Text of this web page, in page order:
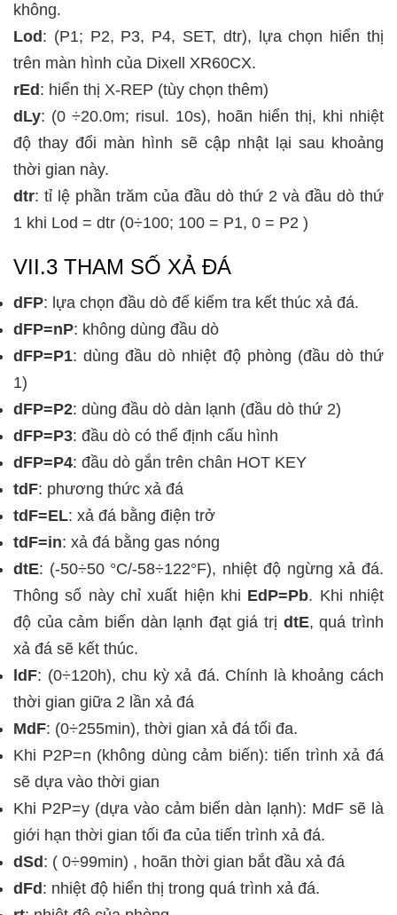
không.
Lod : (P1; P2, P3, P4, SET, dtr),
lựa chọn hiển thị
trên màn hình của Dixell XR60CX.
rEd : hiển thị X-REP (tùy chọn thêm)
dLy: (0 ÷20.0m; risul. 10s), hoãn hiển thị, khi nhiệt
độ thay đổi màn hình sẽ cập nhật lại sau khoảng
thời gian này.
dtr: tỉ lệ phần trăm của đầu dò thứ 2 và đầu dò thứ
1 khi Lod = dtr (0÷100; 100 = P1, 0 = P2 )
VII.3 THAM SỐ XẢ ĐÁ
dFP: lựa chọn đầu dò để kiểm tra kết thúc xả đá.
dFP=nP: không dùng đầu dò
dFP=P1: dùng đầu dò nhiệt độ phòng (đầu dò thứ
1)
dFP=P2: dùng đầu dò dàn lạnh (đầu dò thứ 2)
dFP=P3: đầu dò có thể định cấu hình
dFP=P4: đầu dò gắn trên chân HOT KEY
tdF: phương thức xả đá
tdF=EL: xả đá bằng điện trở
tdF=in: xả đá bằng gas nóng
dtE: (-50÷50 °C/-58÷122°F), nhiệt độ ngừng xả đá.
Thông số này chỉ xuất hiện khi EdP=Pb. Khi nhiệt
độ của cảm biến dàn lạnh đạt giá trị dtE, quá trình
xả đá sẽ kết thúc.
ldF: (0÷120h), chu kỳ xả đá. Chính là khoảng cách
thời gian giữa 2 lần xả đá
MdF: (0÷255min), thời gian xả đá tối đa.
Khi P2P=n (không dùng cảm biến): tiến trình xả đá
sẽ dựa vào thời gian
Khi P2P=y (dựa vào cảm biến dàn lạnh): MdF sẽ là
giới hạn thời gian tối đa của tiến trình xả đá.
dSd : ( 0÷99min) , hoãn thời gian bắt đầu xả đá
dFd : nhiệt độ hiển thị trong quá trình xả đá.